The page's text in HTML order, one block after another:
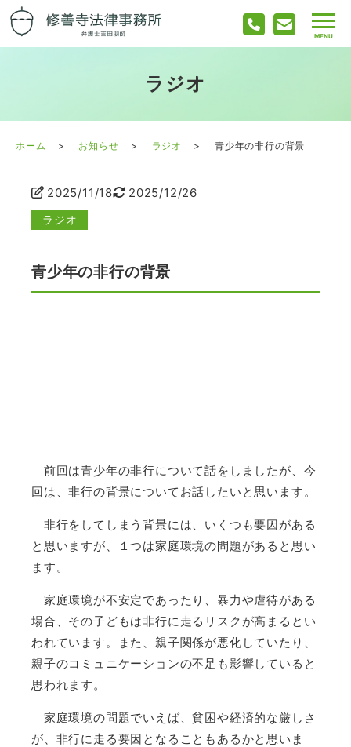
ラジオ
ホーム お知らせ ラジオ 青少年の非行の背景
2025/11/18 2025/12/26
ラジオ
青少年の非行の背景
前回は青少年の非行について話をしましたが、今
回は、非行の背景についてお話したいと思います。
非行をしてしまう背景には、いくつも要因がある
と思いますが、１つは家庭環境の問題があると思い
ます。
家庭環境が不安定であったり、暴力や虐待がある
場合、その子どもは非行に走るリスクが高まるとい
われています。また、親子関係が悪化していたり、
親子のコミュニケーションの不足も影響していると
思われます。
家庭環境の問題でいえば、貧困や経済的な厳しさ
が、非行に走る要因となることもあるかと思いま